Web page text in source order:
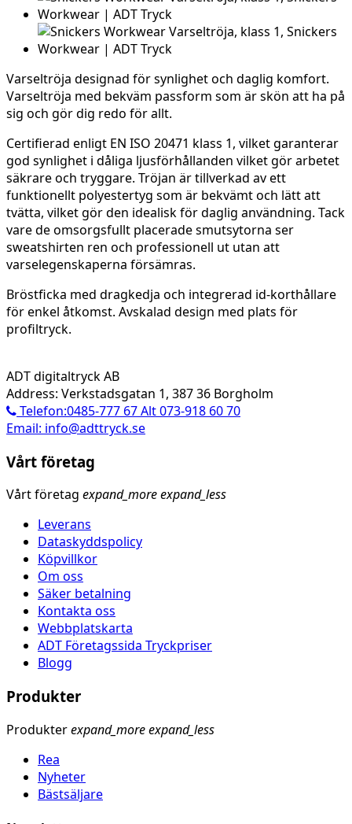
Varseltröja designad för synlighet och daglig komfort.
Varseltröja med bekväm passform som ärskön att ha på
sig och gördig redo förallt.
Certifierad enligt EN ISO 20471 klass 1, vilket garanterar
god synlighet i dåliga ljusförhållanden vilket gör arbetet
säkrare och tryggare. Tröjan är tillverkad av ett
funktionellt polyestertyg som är bekvämt och lätt att
tvätta, vilket gör den idealisk för daglig användning. Tack
vare de omsorgsfullt placerade smutsytorna ser
sweatshirten ren och professionell ut utan att
varselegenskaperna försämras.
Bröstficka med dragkedja och integrerad id-korthållare
för enkel åtkomst. Avskalad design med plats för
profiltryck.
ADT digitaltryck AB
Address: Verkstadsgatan 1, 387 36 Borgholm
Telefon:0485-777 67 Alt 073-918 60 70
Email: info@adttryck.se
Vårt företag
Vårt företag expand_moreexpand_less
Leverans
Dataskyddspolicy
Köpvillkor
Om oss
Säker betalning
Kontakta oss
Webbplatskarta
ADT Företagssida Tryckpriser
Blogg
Produkter
Produkterexpand_moreexpand_less
Rea
Nyheter
Bästsäljare